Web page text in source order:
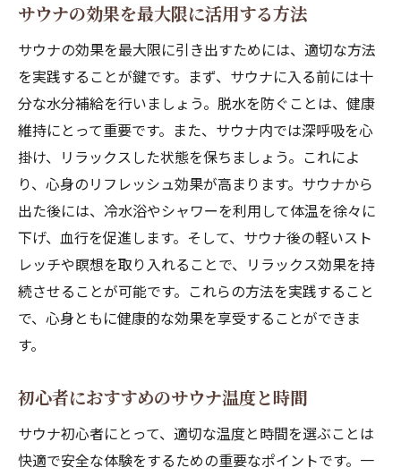
サウナでの脱水症状を防ぐ方法
サウナでの体調の変化に気を付ける
サウナ中の異常時の対処法
サウナ後の体調変化を観察する
サウナでの健康リスクを最小限にする
サウナを楽しむための健康チェック
心身を整えるサウナの楽しみ方を見つけよう
自分に合ったサウナスタイルを探す
サウナを生活の一部に取り入れる方法
サウナでの新しい友達作り
サウナでのセルフケアの新しい習慣
サウナを通じて得られる心の豊かさ
サウナの効果を最大限に活用する方法
サウナの効果を最大限に引き出すためには、適切な方法
を実践することが鍵です。まず、サウナに入る前には十
分な水分補給を行いましょう。脱水を防ぐことは、健康
維持にとって重要です。また、サウナ内では深呼吸を心
掛け、リラックスした状態を保ちましょう。これによ
り、心身のリフレッシュ効果が高まります。サウナから
出た後には、冷水浴やシャワーを利用して体温を徐々に
下げ、血行を促進します。そして、サウナ後の軽いスト
レッチや瞑想を取り入れることで、リラックス効果を持
続させることが可能です。これらの方法を実践すること
で、心身ともに健康的な効果を享受することができま
す。
初心者におすすめのサウナ温度と時間
サウナ初心者にとって、適切な温度と時間を選ぶことは
快適で安全な体験をするための重要なポイントです。一